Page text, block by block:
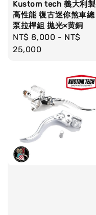
Kustom tech 義大利製
高性能 復古迷你煞車總
泵拉桿組 抛光×黄銅
Regular
price
NT$ 8,000 - NT$
25,000